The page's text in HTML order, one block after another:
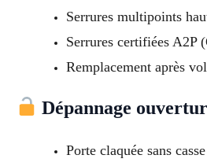
Serrures multipoints
Serrures certifiées A2P
Remplacement après
Dépannage
Porte claquée sans casse